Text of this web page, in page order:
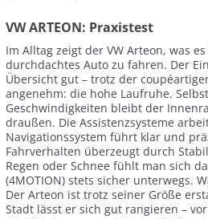
VW ARTEON: Praxistest
Im Alltag zeigt der VW Arteon, was
durchdachtes Auto zu fahren. Der
Übersicht gut – trotz der
angenehm: die hohe Laufruhe.
Geschwindigkeiten bleibt der
draußen. Die Assistenzsysteme
Navigationssystem führt klar und
Fahrverhalten überzeugt durch
Regen oder Schnee fühlt man sich
(4MOTION) stets sicher unterwegs.
Der Arteon ist trotz seiner Größe
Stadt lässt er sich gut rangieren –